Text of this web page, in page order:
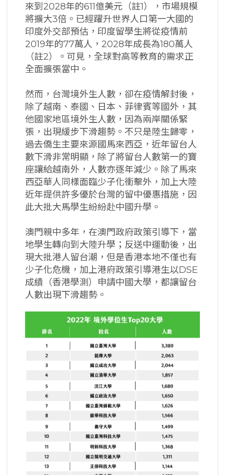
來到2028年的611億美元（註1），市場規模
將擴大3倍。已經躍升世界人口第一大國的
印度外交部預估，印度留學生將從疫情前
2019年的77萬人，2028年成長為180萬人
（註2）。可見，全球對高等教育的需求正
全面擴張當中。
然而，台灣境外生人數，卻在疫情解封後，
除了越南、泰國、日本、菲律賓等國外，其
他國家地區境外生人數，因為兩岸關係緊
張，出現緩步下滑趨勢。不只是陸生歸零，
過去僑生主要來源國馬來西亞，近年留台人
數下滑非常明顯，除了將留台人數第一的寶
座讓給越南外，人數亦逐年減少。除了馬來
西亞華人同樣面臨少子化衝擊外，加上大陸
近年提供許多優於台灣的留中優惠措施，因
此大批大馬學生紛紛赴中國升學。
澳門親中多年，在澳門政府政策引導下，當
地學生轉向到大陸升學；反送中運動後，出
現大批港人留台潮，但是香港本地不僅也有
少子化危機，加上港府政策引導港生以DSE
成績（香港學測）申請中國大學，都讓留台
人數出現下滑趨勢。